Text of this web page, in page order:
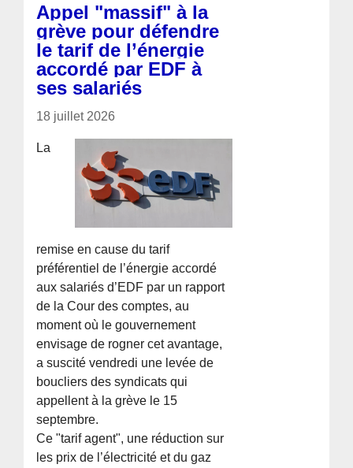
Appel "massif" à la
grève pour défendre
le tarif de l’énergie
accordé par EDF à
ses salariés
18 juillet 2026
La
remise en cause du tarif
préférentiel de l’énergie accordé
aux salariés d’EDF par un rapport
de la Cour des comptes, au
moment où le gouvernement
envisage de rogner cet avantage,
a suscité vendredi une levée de
boucliers des syndicats qui
appellent à la grève le 15
septembre.
Ce "tarif agent", une réduction sur
les prix de l’électricité et du gaz